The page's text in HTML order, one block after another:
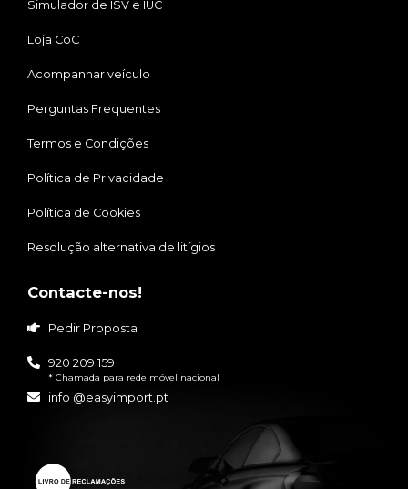
Simulador de ISV e IUC
Loja CoC
Acompanhar veículo
Perguntas Frequentes
Termos e Condições
Política de Privacidade
Política de Cookies
Resolução alternativa de litígios
Contacte-nos!
Pedir Proposta
920 209 159
* Chamada para rede móvel nacional
info @easyimport.pt